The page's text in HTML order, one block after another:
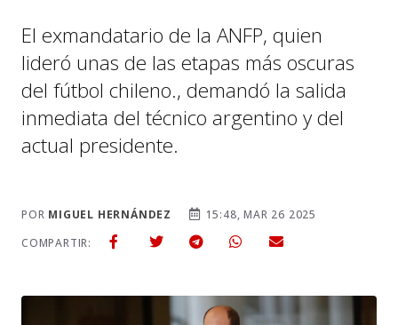
El exmandatario de la ANFP, quien
lideró unas de las etapas más oscuras
del fútbol chileno., demandó la salida
inmediata del técnico argentino y del
actual presidente.
POR MIGUEL HERNÁNDEZ
15:48, MAR 26 2025
COMPARTIR: